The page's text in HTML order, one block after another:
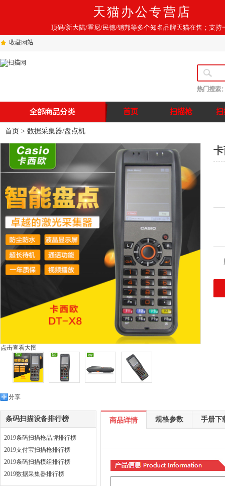
天猫办公专营店
顶码/新大陆/霍尼/民德/销邦等多个知名品牌天猫在售；支持
收藏网站
热门搜索
首页 扫描枪 扫
首页 > 数据采集器/盘点机
点击查看大图
分享
条码扫描设备排行榜
2019条码扫描枪品牌排行榜
2019支付宝扫描枪排行榜
2019条码扫描模组排行榜
2019数据采集器排行榜
商品详情 规格参数 手册下